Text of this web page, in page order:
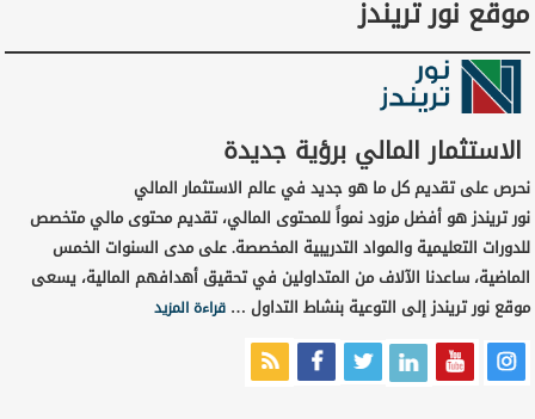
موقع نور تريندز
الاستثمار المالي برؤية جديدة
نحرص على تقديم كل ما هو جديد في عالم الاستثمار المالي
نور تريندز هو أفضل مزود نمواً للمحتوى المالي، تقديم محتوى مالي متخصص
للدورات التعليمية والمواد التدريبية المخصصة. على مدى السنوات الخمس
الماضية، ساعدنا الآلاف من المتداولين في تحقيق أهدافهم المالية، يسعى
موقع نور تريندز إلى التوعية بنشاط التداول …قراءة المزيد